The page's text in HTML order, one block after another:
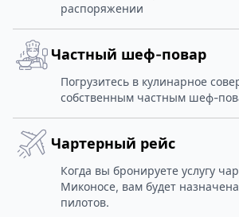
распоряжении
Частный шеф-повар
Погрузитесь в кулинарное
собственным частным шеф-
Чартерный рейс
Когда вы бронируете услугу
Миконосе, вам будет
пилотов.